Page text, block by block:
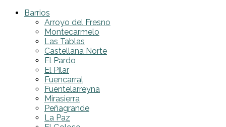
Barrios
Arroyo del Fresno
Montecarmelo
Las Tablas
Castellana Norte
El Pardo
El Pilar
Fuencarral
Fuentelarreyna
Mirasierra
Peñagrande
La Paz